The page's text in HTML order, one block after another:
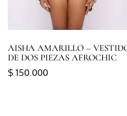
AISHA AMARILLO –
DE DOS PIEZAS AFROCHIC
$ 150.000